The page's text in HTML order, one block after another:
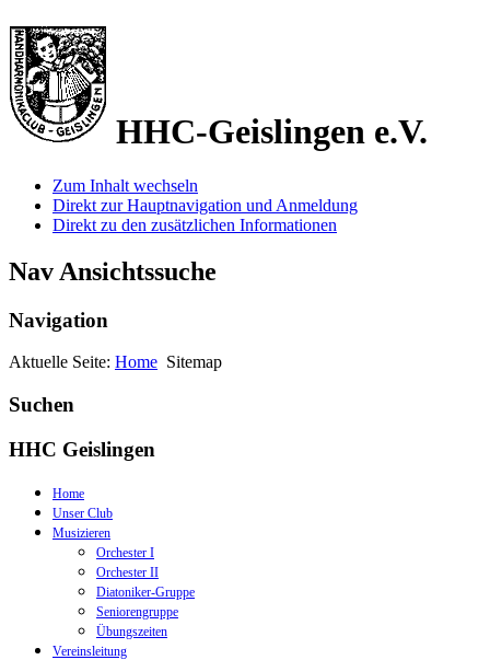
HHC-Geislingen e.V.
Zum Inhalt wechseln
Direkt zur Hauptnavigation und Anmeldung
Direkt zu den zusätzlichen Informationen
Nav Ansichtssuche
Navigation
Aktuelle Seite: Home Sitemap
Suchen
HHC Geislingen
Home
Unser Club
Musizieren
Orchester I
Orchester II
Diatoniker-Gruppe
Seniorengruppe
Übungszeiten
Vereinsleitung